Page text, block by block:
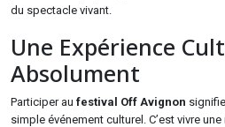
du spectacle vivant.
Une Expérience
Absolument
Participer au festival Off Avignon
simple événement culturel. C’est vivre